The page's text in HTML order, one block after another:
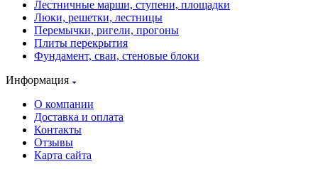
Лестничные марши, ступени, площадки
Люки, решетки, лестницы
Перемычки, ригели, прогоны
Плиты перекрытия
Фундамент, сваи, стеновые блоки
Информация
О компании
Доставка и оплата
Контакты
Отзывы
Карта сайта